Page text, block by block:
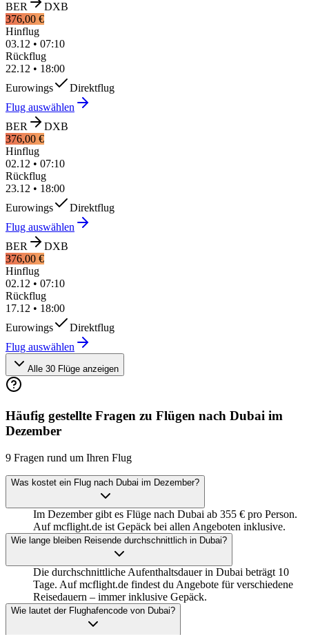
BER
DXB
376,00 €
Hinflug
03.12 • 07:10
Rückflug
22.12 • 18:00
Eurowings
Direktflug
Flug auswählen
BER
DXB
376,00 €
Hinflug
02.12 • 07:10
Rückflug
23.12 • 18:00
Eurowings
Direktflug
Flug auswählen
BER
DXB
376,00 €
Hinflug
02.12 • 07:10
Rückflug
17.12 • 18:00
Eurowings
Direktflug
Flug auswählen
Alle 30 Flüge anzeigen
Häufig gestellte Fragen zu Flügen nach Dubai im
Dezember
9 Fragen rund um Ihren Flug
Was kostet ein Flug nach Dubai im Dezember?
Im Dezember gibt es Flüge nach Dubai ab 355 € pro Person.
Auf mcflight.de ist Gepäck bei allen Angeboten inklusive.
Wie lange bleiben Reisende durchschnittlich in Dubai?
Die durchschnittliche Aufenthaltsdauer in Dubai beträgt 10
Tage. Auf mcflight.de findest du Angebote für verschiedene
Reisedauern – immer inklusive Gepäck.
Wie lautet der Flughafencode von Dubai?